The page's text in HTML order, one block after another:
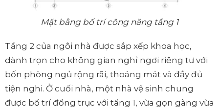
Mặt bằng bố trí công năng tầng 1
Tầng 2 của ngôi nhà được sắp xếp khoa học,
dành trọn cho không gian nghỉ ngơi riêng tư với
bốn phòng ngủ rộng rãi, thoáng mát và đầy đủ
tiện nghi. Ở cuối nhà, một nhà vệ sinh chung
được bố trí đồng trục với tầng 1, vừa gọn gàng vừa